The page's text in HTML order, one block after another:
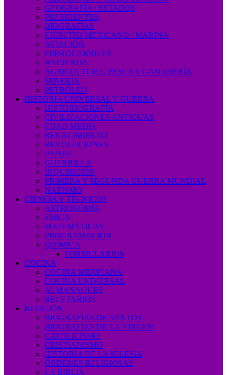
GEOGRAFÍA / ESTADOS
PRESIDENTES
BIOGRAFÍAS
EJÉRCITO MEXICANO / MARINA
AVIACIÓN
FERROCARRILES
HACIENDA
AGRICULTURA, PESCA Y GANADERÍA
MINERÍA
PETRÓLEO
HISTORIA UNIVERSAL Y GUERRA
HISTORIOGRAFÍA
CIVILIZACIONES ANTIGUAS
EDAD MEDIA
RENACIMIENTO
REVOLUCIONES
PAÍSES
GUERRILLA
INQUISICIÓN
PRIMERA Y SEGUNDA GUERRA MUNDIAL
NAZISMO
CIENCIA Y TÉCNICOS
ASTRONOMÍA
FÍSICA
MATEMÁTICAS
PROGRAMACIÓN
QUÍMICA
FORMULARIOS
COCINA
COCINA MEXICANA
COCINA UNIVERSAL
ALMANAQUES
RECETARIOS
RELIGIÓN
BIOGRAFÍAS DE SANTOS
BIOGRAFÍAS DE LA VIRGEN
CATOLICISMO
CRISTIANISMO
HISTORIA DE LA IGLESIA
ÓRDENES RELIGIOSAS
LA BIBLIA